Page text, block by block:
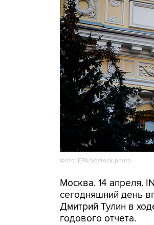
Фото: EPA/Vostock-photo
Москва. 14 апреля.
сегодняшний день
Дмитрий Тулин в
годового отчёта.